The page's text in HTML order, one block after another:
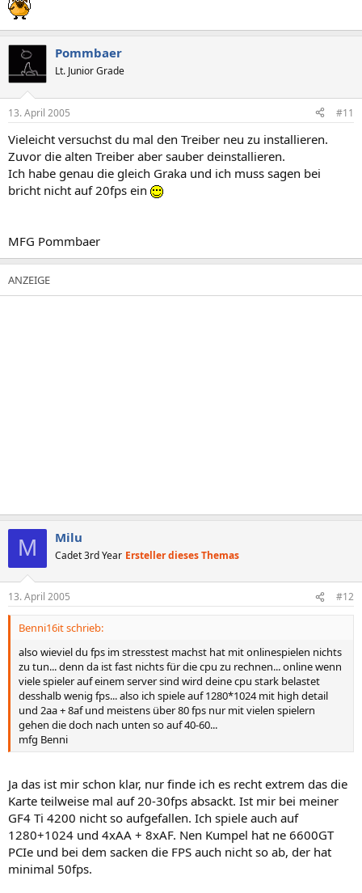
Pommbaer
Lt. Junior Grade
13. April 2005 #11
Vieleicht versuchst du mal den Treiber neu zu installieren.
Zuvor die alten Treiber aber sauber deinstallieren.
Ich habe genau die gleich Graka und ich muss sagen bei
bricht nicht auf 20fps ein
MFG Pommbaer
M Milu
Cadet 3rd Year Ersteller dieses Themas
13. April 2005 #12
Benni16it schrieb:
also wieviel du fps im stresstest machst hat mit onlinespielen nichts
zu tun... denn da ist fast nichts für die cpu zu rechnen... online wenn
viele spieler auf einem server sind wird deine cpu stark belastet
desshalb wenig fps... also ich spiele auf 1280*1024 mit high detail
und 2aa + 8af und meistens über 80 fps nur mit vielen spielern
gehen die doch nach unten so auf 40-60...
mfg Benni
Ja das ist mir schon klar, nur finde ich es recht extrem das die
Karte teilweise mal auf 20-30fps absackt. Ist mir bei meiner
GF4 Ti 4200 nicht so aufgefallen. Ich spiele auch auf
1280+1024 und 4xAA + 8xAF. Nen Kumpel hat ne 6600GT
PCIe und bei dem sacken die FPS auch nicht so ab, der hat
minimal 50fps.